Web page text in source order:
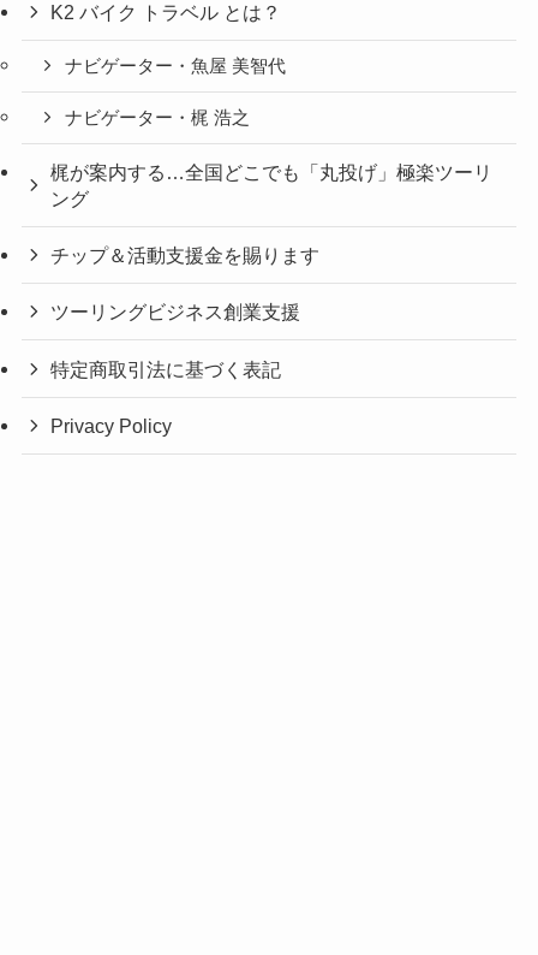
K2 バイク トラベル とは？
ナビゲーター・魚屋 美智代
ナビゲーター・梶 浩之
梶が案内する…全国どこでも「丸投げ」極楽ツーリ
ング
チップ＆活動支援金を賜ります
ツーリングビジネス創業支援
特定商取引法に基づく表記
Privacy Policy